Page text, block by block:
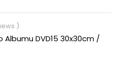
)
Albumu DVD15 30x30cm /